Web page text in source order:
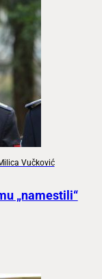
Vučković
„namestili“